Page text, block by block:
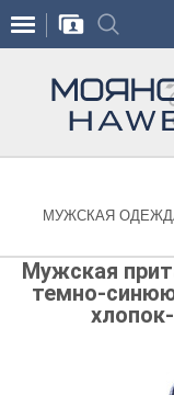
МУЖСКАЯ
Мужская
темно-